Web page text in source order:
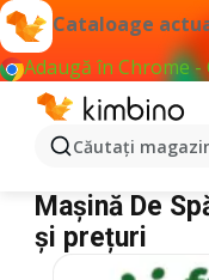
Cataloage
Adaugă în Chrome -
Căutaţi
Mașină De
Mașină De
și prețuri